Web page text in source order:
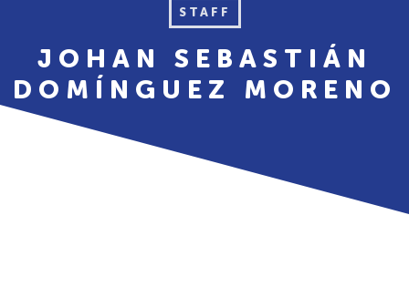
STAFF
JOHAN SEBASTIÁN
DOMÍNGUEZ MORENO